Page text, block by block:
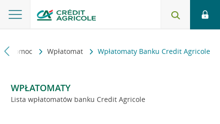
i pomoc Wpłatomat Wpłatomaty Banku Credit Agricole
WPŁATOMATY
Lista wpłatomatów banku Credit Agricole